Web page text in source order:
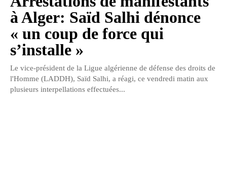
à Alger: Saïd Salhi dénonce
« un coup de force qui
s’installe »
Le vice-président de la Ligue algérienne de défense des droits de
l'Homme (LADDH), Saïd Salhi, a réagi, ce vendredi matin aux
plusieurs interpellations effectuées...